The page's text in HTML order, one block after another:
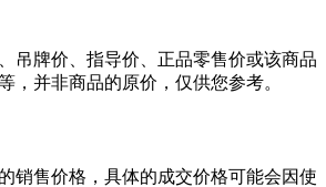
吊牌价、指导价、正品零售价或该商品
，并非商品的原价，仅供您参考。
销售价格，具体的成交价格可能会因使